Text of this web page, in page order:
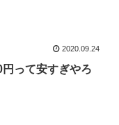
2020.09.24
って安すぎやろ